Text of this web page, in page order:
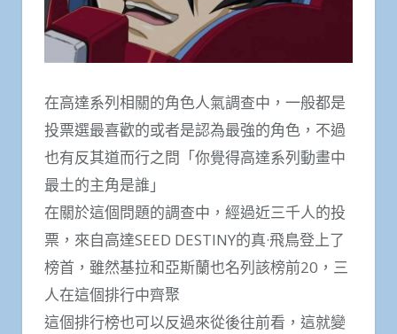
在高達系列相關的角色人氣調查中，一般都是
投票選最喜歡的或者是認為最強的角色，不過
也有反其道而行之問「你覺得高達系列動畫中
最土的主角是誰」
在關於這個問題的調查中，經過近三千人的投
票，來自高達SEED DESTINY的真·飛鳥登上了
榜首，雖然基拉和亞斯蘭也名列該榜前20，三
人在這個排行中齊聚
這個排行榜也可以反過來從後往前看，這就變